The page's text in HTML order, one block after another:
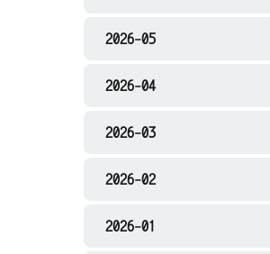
2026-05
2026-04
2026-03
2026-02
2026-01